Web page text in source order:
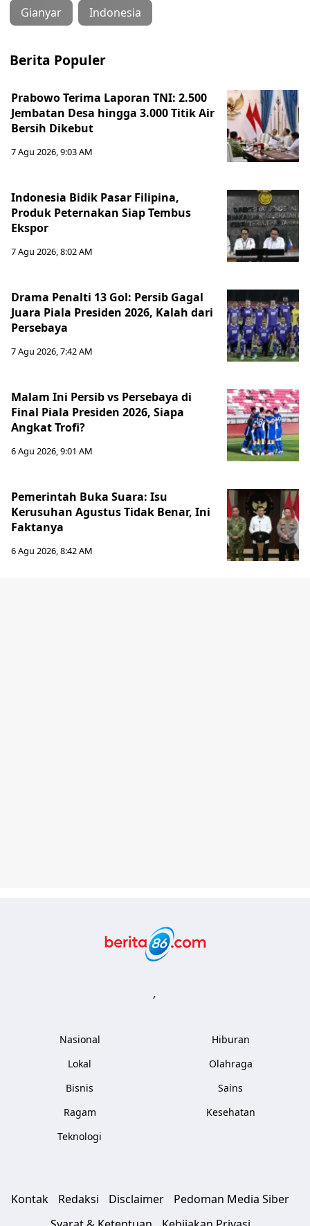
Gianyar Indonesia
Berita Populer
Prabowo Terima Laporan TNI: 2.500
Jembatan Desa hingga 3.000 Titik Air
Bersih Dikebut
7 Agu 2026, 9:03 AM
Indonesia Bidik Pasar Filipina,
Produk Peternakan Siap Tembus
Ekspor
7 Agu 2026, 8:02 AM
Drama Penalti 13 Gol: Persib Gagal
Juara Piala Presiden 2026, Kalah dari
Persebaya
7 Agu 2026, 7:42 AM
Malam Ini Persib vs Persebaya di
Final Piala Presiden 2026, Siapa
Angkat Trofi?
6 Agu 2026, 9:01 AM
Pemerintah Buka Suara: Isu
Kerusuhan Agustus Tidak Benar, Ini
Faktanya
6 Agu 2026, 8:42 AM
,
Nasional
Lokal
Bisnis
Ragam
Teknologi
Hiburan
Olahraga
Sains
Kesehatan
Kontak Redaksi Disclaimer
Pedoman Media Siber